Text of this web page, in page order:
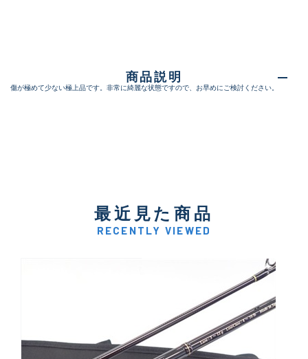
商品説明
傷が極めて少ない極上品です。非常に綺麗な状態ですので、お早めにご検討ください。
最近見た商品
RECENTLY VIEWED